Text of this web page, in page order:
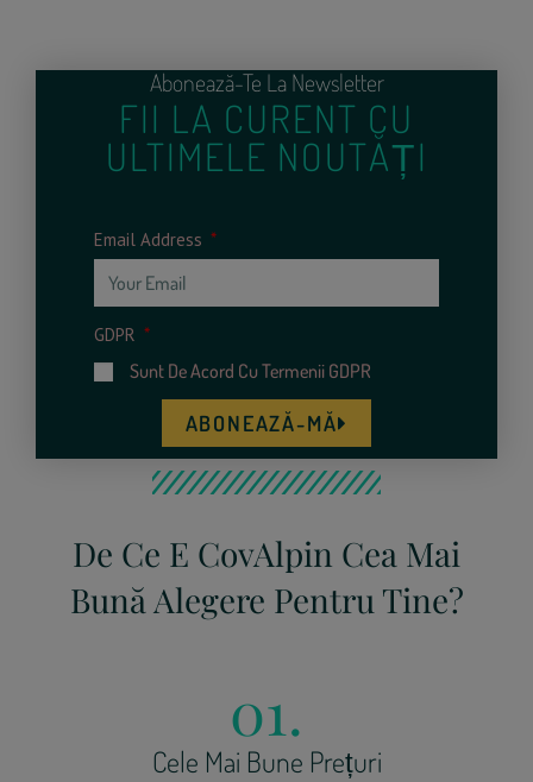
Abonează-Te La Newsletter
FII LA CURENT CU
ULTIMELE NOUTĂȚI
Email Address
GDPR
Sunt De Acord Cu Termenii GDPR
ABONEAZĂ-MĂ
De Ce E CovAlpin Cea Mai
Bună Alegere Pentru Tine?
01.
Cele Mai Bune Prețuri